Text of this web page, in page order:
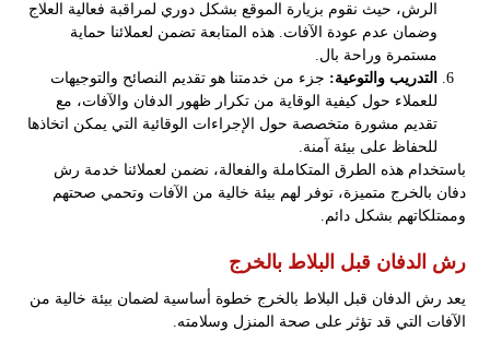
الرش، حيث نقوم بزيارة الموقع بشكل دوري لمراقبة فعالية العلاج
وضمان عدم عودة الآفات. هذه المتابعة تضمن لعملائنا حماية
مستمرة وراحة بال.
التدريب والتوعية: جزء من خدمتنا هو تقديم النصائح والتوجيهات
للعملاء حول كيفية الوقاية من تكرار ظهور الدفان والآفات، مع
تقديم مشورة متخصصة حول الإجراءات الوقائية التي يمكن اتخاذها
للحفاظ على بيئة آمنة.
باستخدام هذه الطرق المتكاملة والفعالة، نضمن لعملائنا خدمة رش
دفان بالخرج متميزة، توفر لهم بيئة خالية من الآفات وتحمي صحتهم
وممتلكاتهم بشكل دائم.
رش الدفان قبل البلاط بالخرج
يعد رش الدفان قبل البلاط بالخرج خطوة أساسية لضمان بيئة خالية من
الآفات التي قد تؤثر على صحة المنزل وسلامته.